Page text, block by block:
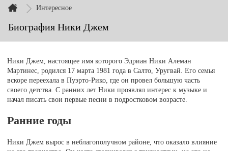
Интересное
Биография Ники Джем
Ники Джем, настоящее имя которого Эдриан Ники Алеман
Мартинес, родился 17 марта 1981 года в Салто, Уругвай. Его семья
вскоре переехала в Пуэрто-Рико, где он провел большую часть
своего детства. С ранних лет Ники проявлял интерес к музыке и
начал писать свои первые песни в подростковом возрасте.
Ранние годы
Ники Джем вырос в неблагополучном районе, что оказало влияние